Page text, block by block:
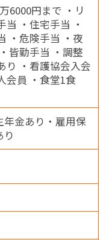
6000円まで ・リ
当 ・住宅手当 ・
・危険手当 ・夜
皆勤手当 ・調整
り ・看護協会入会
会員 ・食堂1食
金あり・雇用保
り